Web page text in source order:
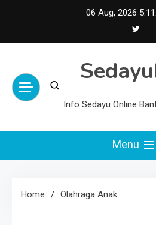
06 Aug, 2026
Info Sedayu Online
Menu
Home Olahraga Anak